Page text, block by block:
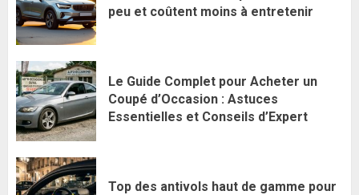
peu et coûtent moins à entretenir
Le Guide Complet pour Acheter un
Coupé d’Occasion : Astuces
Essentielles et Conseils d’Expert
Top des antivols haut de gamme pour